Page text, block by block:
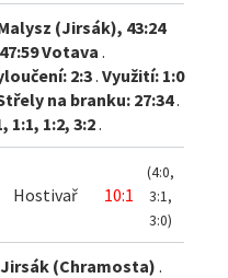
(Jirsák), 43:24
Votava .
2:3. Využití: 1:0
na branku: 27:34.
1:1, 1:2, 3:2.
Hostivař 10:1
(4:0,
3:1,
3:0)
Jirsák (Chramosta).